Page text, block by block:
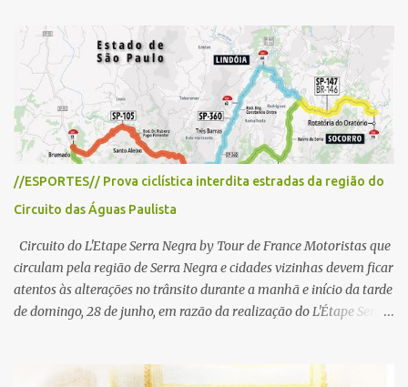
i
s
//ESPORTES// Prova ciclística interdita estradas da região do
Circuito das Águas Paulista
Circuito do L'Etape Serra Negra by Tour de France Motoristas que
circulam pela região de Serra Negra e cidades vizinhas devem ficar
atentos às alterações no trânsito durante a manhã e início da tarde
de domingo, 28 de junho, em razão da realização do L'Étape Serra
reunirá atletas de diferentes regiões do país e terá percursos